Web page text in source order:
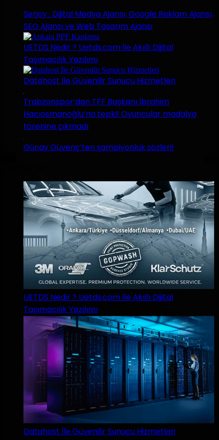
Serjoy : Dijital Medya Ajansı, Google Reklam Ajansı,
SEO Ajansı ve Web Tasarım Ajansı
UETDS Nedir ? Uetds.com İle Akıllı Dijital
Taşımacılık Yazılımı
Datahost İle Güvenilir Sunucu Hizmetleri
Trabzonspor’dan TFF Başkanı İbrahim
Hacıosmanoğlu’na tepki! Oyuncular madalya
törenine çıkmadı
Günay Güvenç’ten şampiyonluk sözleri!
UETDS Nedir ? Uetds.com İle Akıllı Dijital
Taşımacılık Yazılımı
Datahost İle Güvenilir Sunucu Hizmetleri